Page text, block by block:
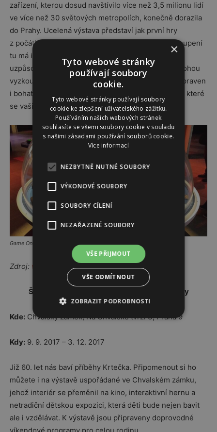
zařízení, kterou dosud navštívilo více než 3,5 milionu lidí
ve více než 30 světových metropolích, konečně dorazila
do Prahy. Ucelená výstava představí jak první hry
z počátku 60.let, tak současné novinky, a své zastoupení
tu má i virtuální realita. Všechny exponáty jsou
uzpůsobeny k hraní a návštěvníci akce si je tedy mohou
vyzkoušet zahrát přímo v expozici. K výstavě je připraven
i bohatý doprovodný program. Konečně výstava, na které
se vaši muži nebudou nudit.
Game On.
Zdroj: www.facebook.com/gameonvystava
Šťastný Krtek aneb Krtek slaví 60. narozeniny
Kde: Chvalský zámek, Na Chvalské tvrzi 3, Praha 9
Kdy: 9. 9. 2017 – 3. 12. 2017
Již 60. let nás baví příběhy Krtečka. Připomenout si ho
můžete i na výstavě uspořádané ve Chvalském zámku,
jehož interiér se přeměnil na kino, interaktivní hernu a
netradiční dětskou expozici, která děti bude nejen bavit
ale i vzdělávat. K výstavě jsou připraveny doprovodné
×
Tyto webové stránky
používají soubory
cookie.
Tyto webové stránky používají soubory
cookie ke zlepšení uživatelského zážitku.
Používáním našich webových stránek
souhlasíte se všemi soubory cookie v souladu
s našimi zásadami používání souborů cookie.
Více informací
NEZBYTNĚ NUTNÉ SOUBORY
VÝKONOVÉ SOUBORY
SOUBORY CÍLENÍ
NEZAŘAZENÉ SOUBORY
VŠE PŘIJMOUT
VŠE ODMÍTNOUT
ZOBRAZIT PODROBNOSTI